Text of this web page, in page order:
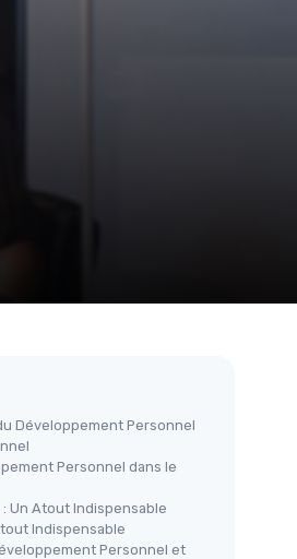
Développement Personnel
Personnel dans le
Un Atout Indispensable
Indispensable
Personnel et